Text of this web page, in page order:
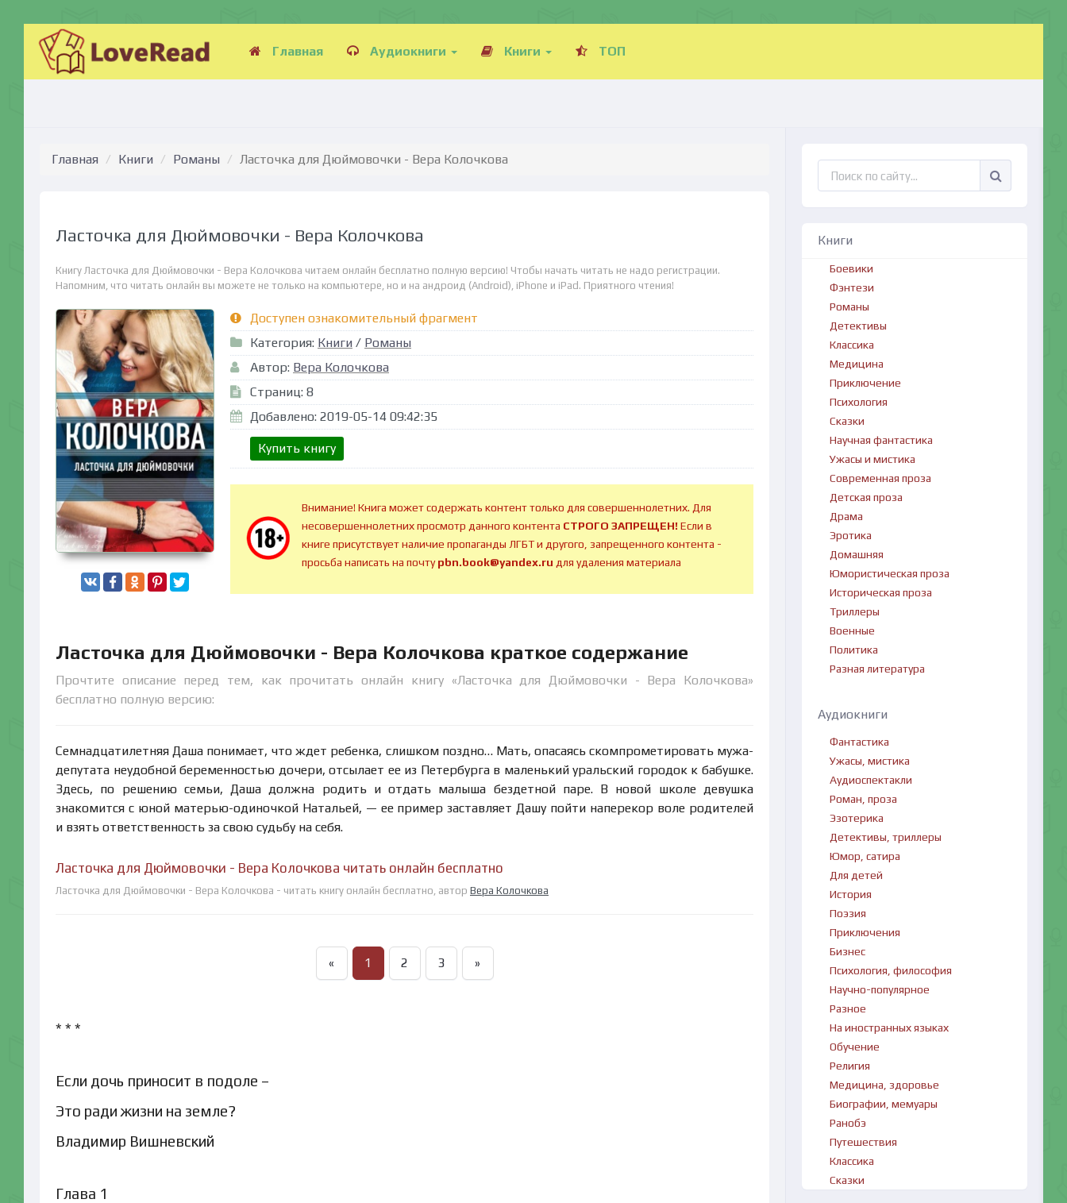
Главная Аудиокниги Книги ТОП
Главная Книги Романы Ласточка для Дюймовочки - Вера Колочкова
Ласточка для Дюймовочки - Вера Колочкова
Книгу Ласточка для Дюймовочки - Вера Колочкова читаем онлайн бесплатно полную версию! Чтобы начать читать не надо регистрации.
Напомним, что читать онлайн вы можете не только на компьютере, но и на андроид (Android), iPhone и iPad. Приятного чтения!
Доступен ознакомительный фрагмент
Категория: Книги / Романы
Автор: Вера Колочкова
Страниц: 8
Добавлено: 2019-05-14 09:42:35
Купить книгу
Внимание! Книга может содержать контент только для совершеннолетних. Для
несовершеннолетних просмотр данного контента СТРОГО ЗАПРЕЩЕН!Если в
книге присутствует наличие пропаганды ЛГБТ и другого, запрещенного контента -
просьба написать на почтуpbn.book@yandex.ru для удаления материала
Ласточка для Дюймовочки - Вера Колочкова краткое содержание
Прочтите описание перед тем, как прочитать онлайн книгу «Ласточка для Дюймовочки - Вера Колочкова»
бесплатно полную версию:
Семнадцатилетняя Даша понимает, что ждет ребенка, слишком поздно… Мать, опасаясь скомпрометировать мужа-
депутата неудобной беременностью дочери, отсылает ее из Петербурга в маленький уральский городок к бабушке.
Здесь, по решению семьи, Даша должна родить и отдать малыша бездетной паре. В новой школе девушка
знакомится с юной матерью-одиночкой Натальей, — ее пример заставляет Дашу пойти наперекор воле родителей
и взять ответственность за свою судьбу на себя.
Ласточка для Дюймовочки - Вера Колочкова читать онлайн бесплатно
Ласточка для Дюймовочки - Вера Колочкова - читать книгу онлайн бесплатно, автор Вера Колочкова
« 1 2 3 »
* * *
Если дочь приносит в подоле –
Это ради жизни на земле?
Владимир Вишневский
Глава 1
Книги
Боевики
Фэнтези
Романы
Детективы
Классика
Медицина
Приключение
Психология
Сказки
Научная фантастика
Ужасы и мистика
Современная проза
Детская проза
Драма
Эротика
Домашняя
Юмористическая проза
Историческая проза
Триллеры
Военные
Политика
Разная литература
Аудиокниги
Фантастика
Ужасы, мистика
Аудиоспектакли
Роман, проза
Эзотерика
Детективы, триллеры
Юмор, сатира
Для детей
История
Поэзия
Приключения
Бизнес
Психология, философия
Научно-популярное
Разное
На иностранных языках
Обучение
Религия
Медицина, здоровье
Биографии, мемуары
Ранобэ
Путешествия
Классика
Сказки